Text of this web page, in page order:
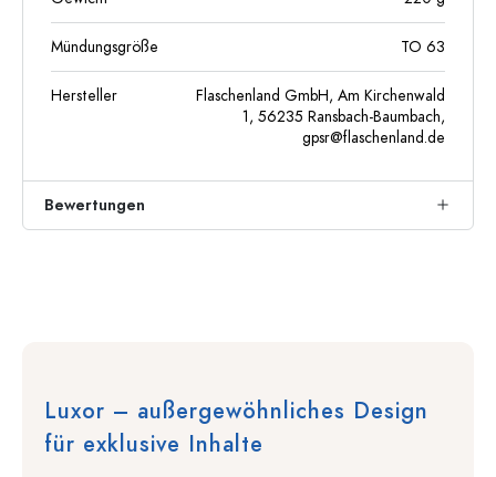
Mündungsgröße TO 63
Hersteller
Flaschenland GmbH, Am Kirchenwald
1, 56235 Ransbach-Baumbach,
gpsr@flaschenland.de
Bewertungen
Luxor – außergewöhnliches Design
für exklusive Inhalte